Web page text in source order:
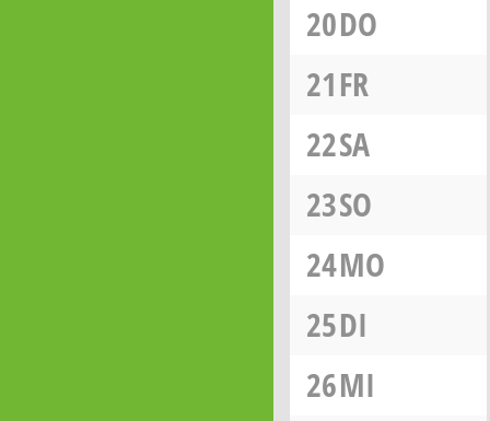
20DO
21FR
22SA
23SO
24MO
25DI
26MI